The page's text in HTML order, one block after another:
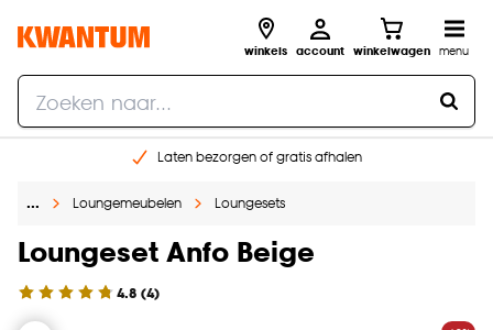
winkels account winkelwagen menu
Laten bezorgen of gratis afhalen
Gratis raam advies en opmeten aan huis
… Loungemeubelen Loungesets
Loungeset Anfo Beige
4.8 (4)